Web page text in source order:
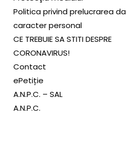
Politica privind prelucrarea
caracter personal
CE TREBUIE SA STITI DESPRE
CORONAVIRUS!
Contact
ePetiție
A.N.P.C. – SAL
A.N.P.C.